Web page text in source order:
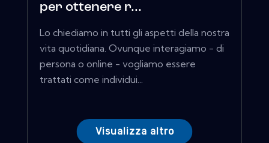
per ottenere r...
Lo chiediamo in tutti gli aspetti della nostra
vita quotidiana. Ovunque interagiamo - di
persona o online - vogliamo essere
trattati come individui...
Visualizza altro